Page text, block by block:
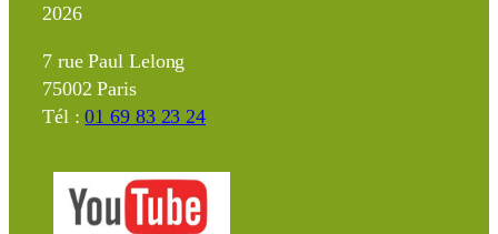
2026
7 rue Paul Lelong
75002 Paris
Tél :01 69 83 23 24